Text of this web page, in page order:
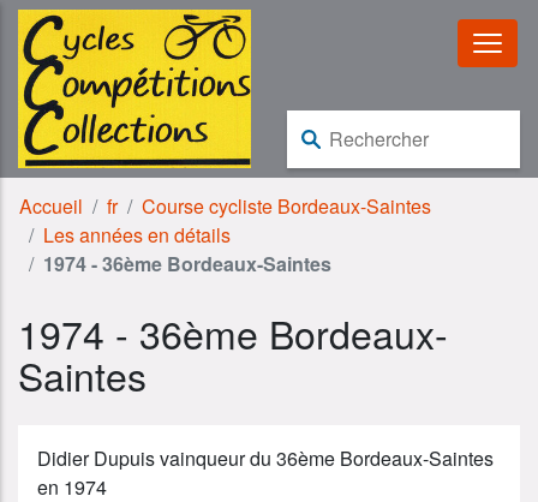
Aller au contenu
Aller à la navigation
Rechercher :
Accueil fr
Course cycliste Bordeaux-Saintes
Les années en détails
1974 - 36ème Bordeaux-Saintes
1974 - 36ème Bordeaux-
Saintes
Didier Dupuis vainqueur du 36ème Bordeaux-Saintes
en 1974